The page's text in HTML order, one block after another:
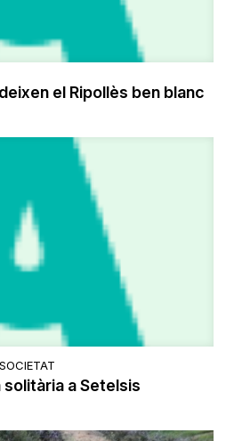
el Ripollès ben blanc
SOCIETAT
solitària a Setelsis